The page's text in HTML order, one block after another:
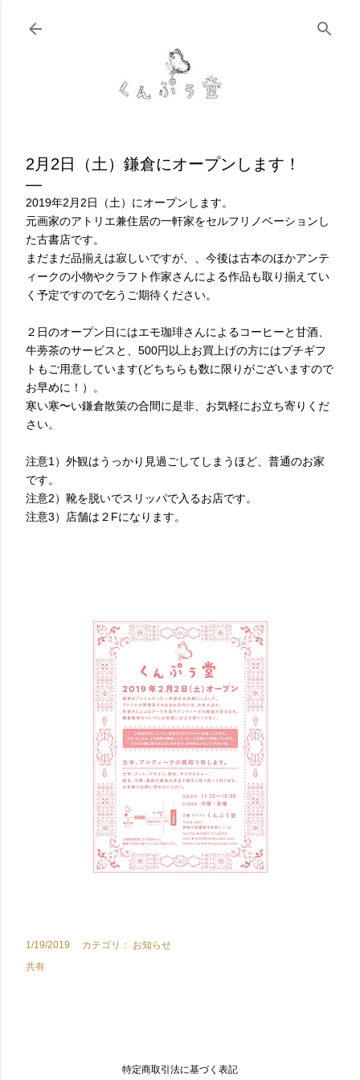
スキップしてメイン コンテンツに移動
2月2日（土）鎌倉にオープンします！
2019年2月2日（土）にオープンします。
元画家のアトリエ兼住居の一軒家をセルフリノベーションし
た古書店です。
まだまだ品揃えは寂しいですが、、今後は古本のほかアンテ
ィークの小物やクラフト作家さんによる作品も取り揃えてい
く予定ですので乞うご期待ください。
２日のオープン日にはエモ珈琲さんによるコーヒーと甘酒、
牛蒡茶のサービスと、500円以上お買上げの方にはプチギフ
トもご用意しています(どちちらも数に限りがございますので
お早めに！）。
寒い寒〜い鎌倉散策の合間に是非、お気軽にお立ち寄りくだ
さい。
注意1）外観はうっかり見過ごしてしまうほど、普通のお家
です。
注意2）靴を脱いでスリッパで入るお店です。
注意3）店舗は２Fになります。
1/19/2019 カテゴリ：
お知らせ
共有
特定商取引法に基づく表記